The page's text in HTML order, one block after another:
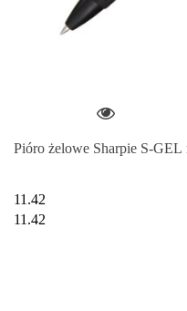
Pióro żelowe Sharpie S-GEL
11.42
11.42